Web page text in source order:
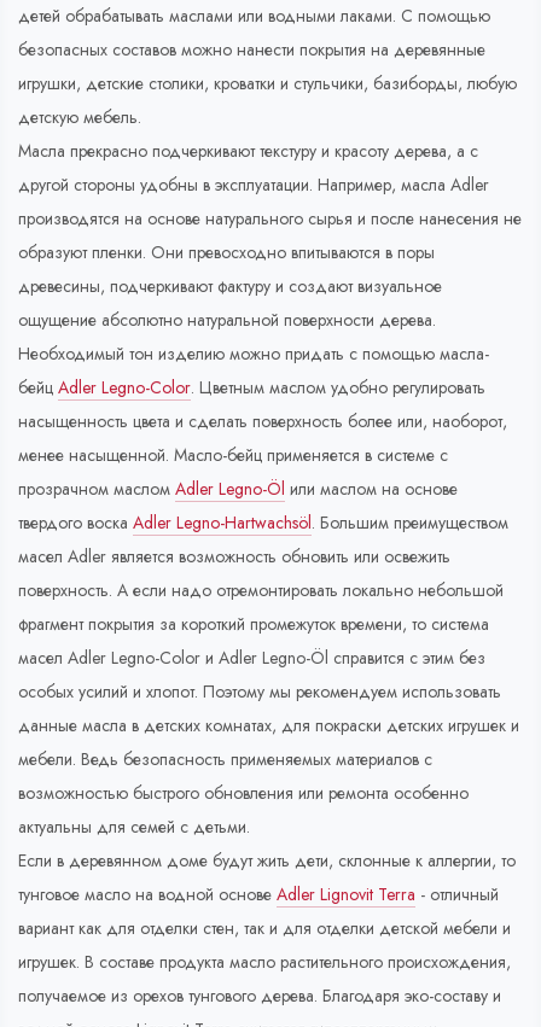
детей обрабатывать маслами или водными лаками. С помощью
безопасных составов можно нанести покрытия на деревянные
игрушки, детские столики, кроватки и стульчики, базиборды, любую
детскую мебель.
Масла прекрасно подчеркивают текстуру и красоту дерева, а с
другой стороны удобны в эксплуатации. Например, масла Adler
производятся на основе натурального сырья и после нанесения не
образуют пленки. Они превосходно впитываются в поры
древесины, подчеркивают фактуру и создают визуальное
ощущение абсолютно натуральной поверхности дерева.
Необходимый тон изделию можно придать с помощью масла-
бейц Adler Legno-Color. Цветным маслом удобно регулировать
насыщенность цвета и сделать поверхность более или, наоборот,
менее насыщенной. Масло-бейц применяется в системе с
прозрачном маслом Adler Legno-Öl или маслом на основе
твердого воска Adler Legno-Hartwachsöl. Большим преимуществом
масел Adler является возможность обновить или освежить
поверхность. А если надо отремонтировать локально небольшой
фрагмент покрытия за короткий промежуток времени, то система
масел Adler Legno-Color и Adler Legno-Öl справится с этим без
особых усилий и хлопот. Поэтому мы рекомендуем использовать
данные масла в детских комнатах, для покраски детских игрушек и
мебели. Ведь безопасность применяемых материалов с
возможностью быстрого обновления или ремонта особенно
актуальны для семей с детьми.
Если в деревянном доме будут жить дети, склонные к аллергии, то
тунговое масло на водной основе Adler Lignovit Terra - отличный
вариант как для отделки стен, так и для отделки детской мебели и
игрушек. В составе продукта масло растительного происхождения,
получаемое из орехов тунгового дерева. Благодаря эко-составу и